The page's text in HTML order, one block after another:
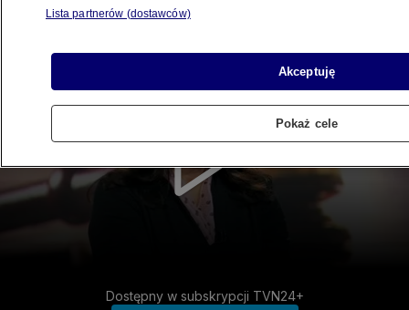
Dostępny w subskrypcji TVN24+
Lista partnerów (dostawców)
Akceptuję
Pokaż cele